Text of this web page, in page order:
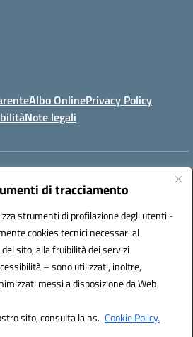
di tracciamento
strumenti di profilazione degli utenti -
cookies tecnici necessari al
sito, alla fruibilità dei servizi
– sono utilizzati, inoltre,
messi a disposizione da Web
sito, consulta la ns. Cookie Policy.
Albo OnlinePrivacy Policy
Note legali
Email:bnic839008@istruzione.it
UFSWAV
by 3D Solution S.r.l.
Design by Designers Italia